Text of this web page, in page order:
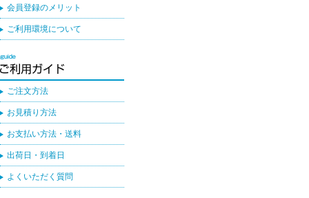
会員登録のメリット
ご利用環境について
ご注文方法
お見積り方法
お支払い方法・送料
出荷日・到着日
よくいただく質問